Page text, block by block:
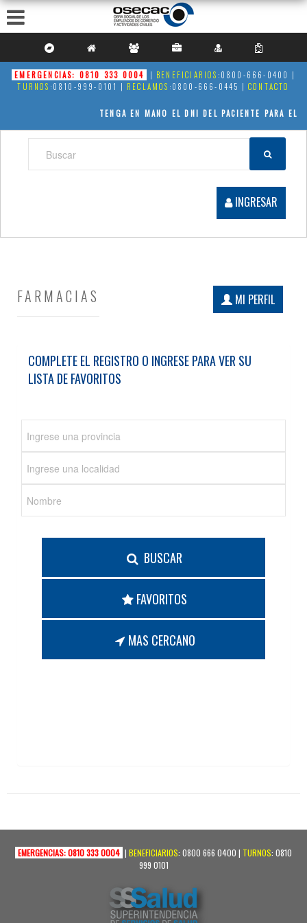
Hijos
Personas a cargo
Por opción
Pacientes Guiados
Documentación para Discapacidad
Otros trámites
Módulos Usuario
Mis Datos
EMERGENCIAS: 0810 333 0004 | BENEFICIARIOS :0800-666-0400 |
TURNOS :0810-999-0101 | RECLAMOS :0800-666-0445 |CONTACTO
TENGA EN MANO EL DNI DEL PACIENTE PARA EL
INGRESAR
FARMACIAS MI PERFIL
COMPLETE EL REGISTRO O INGRESE PARA VER SU
LISTA DE FAVORITOS
BUSCAR
FAVORITOS
MAS CERCANO
EMERGENCIAS: 0810 333 0004 | BENEFICIARIOS: 0800 666 0400 | TURNOS: 0810
999 0101